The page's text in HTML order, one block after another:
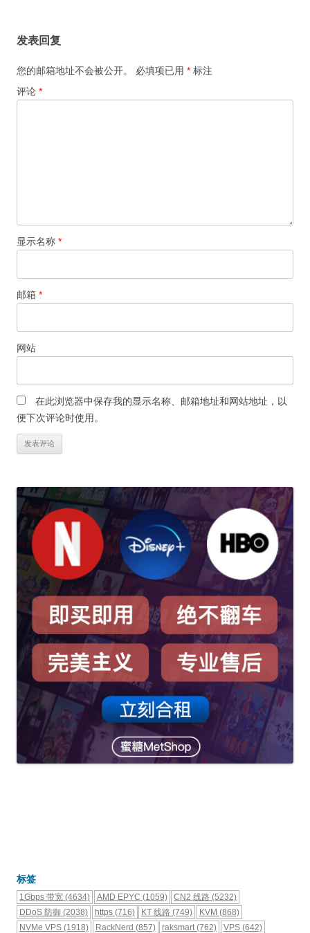
发表回复
您的邮箱地址不会被公开。 必填项已用 * 标注
评论 *
显示名称 *
邮箱 *
网站
在此浏览器中保存我的显示名称、邮箱地址和网站地址，以
便下次评论时使用。
标签
1Gbps 带宽 (4634) AMD EPYC (1059) CN2 线路 (5232)
DDoS 防御 (2038) https(716) KT 线路 (749) KVM (868)
NVMe VPS (1918) RackNerd (857) raksmart(762) VPS(642)